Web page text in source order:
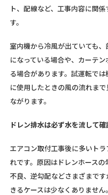
ト、配線など、工事内容に関
す。
室内機から冷風が出ていても
になっている場合や、カーテ
る場合があります。試運転で
に使用したときの風の流れま
ながります。
ドレン排水は必ず水を流して確
エアコン取付工事後に多いト
れです。原因はドレンホース
不良、逆勾配などさまざまで
きるケースは少なくありません。